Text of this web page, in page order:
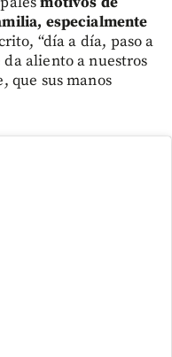
especialmente
“día a día, paso a
aliento a nuestros
que sus manos